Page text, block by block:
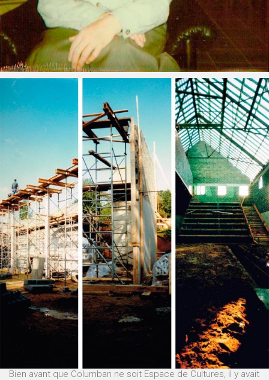
Bien avant que Columban ne soit Espace de Cultures, il y avait